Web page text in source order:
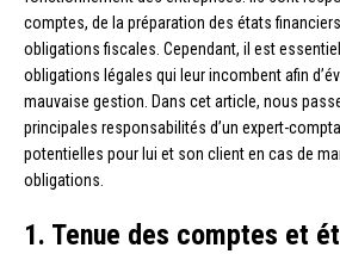
comptes, de la préparation des états
obligations fiscales. Cependant, il est
obligations légales qui leur incombent afin
mauvaise gestion. Dans cet article, nous
principales responsabilités d’un expert-
potentielles pour lui et son client en cas de
obligations.
1. Tenue des comptes et